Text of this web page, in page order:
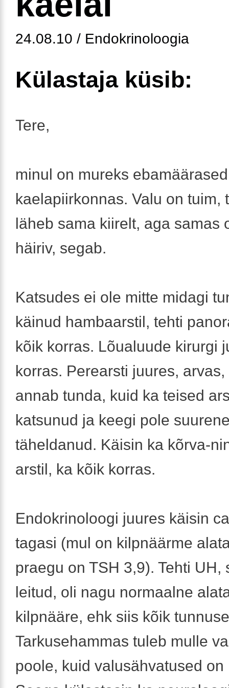
24.08.10 / Endokrinoloogia
Külastaja küsib:
Tere,
minul on mureks
kaelapiirkonnas. Valu on tuim,
läheb sama kiirelt, aga samas
häiriv, segab.
Katsudes ei ole mitte midagi
käinud hambaarstil, tehti
kõik korras. Lõualuude kirurgi
korras. Perearsti juures,
annab tunda, kuid ka teised
katsunud ja keegi pole
täheldanud. Käisin ka kõrva-
arstil, ka kõik korras.
Endokrinoloogi juures käisin
tagasi (mul on kilpnäärme
praegu on TSH 3,9). Tehti UH,
leitud, oli nagu normaalne
kilpnääre, ehk siis kõik
Tarkusehammas tuleb mulle
poole, kuid valusähvatused on